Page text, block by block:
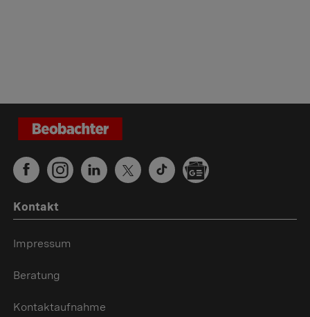
Kontakt
Impressum
Beratung
Kontaktaufnahme